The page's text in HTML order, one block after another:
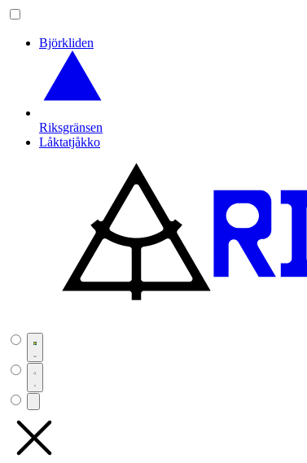
Björkliden
Riksgränsen
Låktatjåkko